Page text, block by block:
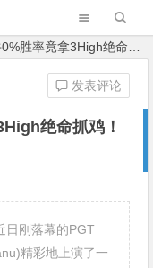
3High绝命抓鸡！大神PK女王精彩对决
绝命抓鸡！
发表评论
日刚落幕的PGT
精彩地上演了一